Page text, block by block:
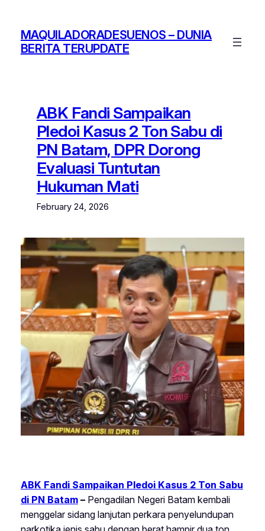
contentMAQUILADORADESUENOS – DUNIA
BERITA TERUPDATE
ABK Fandi Sampaikan
Pledoi Kasus 2 Ton Sabu di
PN Batam, DPR Dorong
Evaluasi Tuntutan
Hukuman Mati
February 24, 2026
ABK Fandi Sampaikan Pledoi Kasus 2 Ton Sabu
di PN Batam– Pengadilan Negeri Batam kembali
menggelar sidang lanjutan perkara penyelundupan